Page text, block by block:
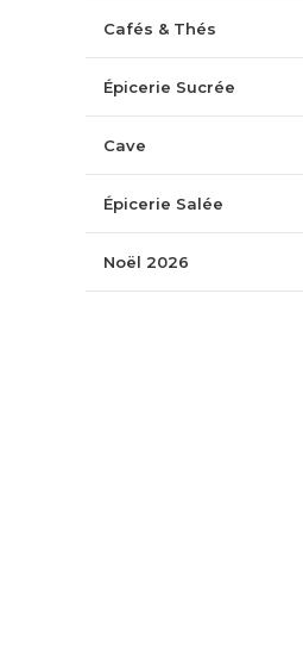
Cafés & Thés
Épicerie Sucrée
Cave
Épicerie Salée
Noël 2026